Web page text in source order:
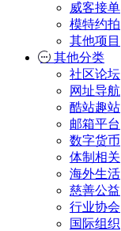
威客接单
模特约拍
其他项目
其他分类
社区论坛
网址导航
酷站趣站
邮箱平台
数字货币
体制相关
海外生活
慈善公益
行业协会
国际组织